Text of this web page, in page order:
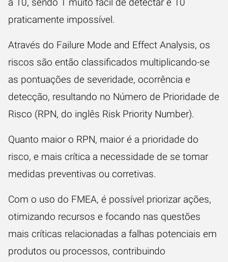
praticamente impossível.
Através do Failure Mode and Effect Analysis, os
riscos são então classificados multiplicando-se
as pontuações de severidade, ocorrência e
detecção, resultando no Número de Prioridade de
Risco (RPN, do inglês Risk Priority Number).
Quanto maior o RPN, maior é a prioridade do
risco, e mais crítica a necessidade de se tomar
medidas preventivas ou corretivas.
Com o uso do FMEA, é possível priorizar ações,
otimizando recursos e focando nas questões
mais críticas relacionadas a falhas potenciais em
produtos ou processos, contribuindo